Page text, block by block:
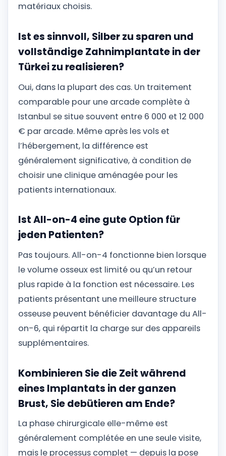
matériaux choisis.
Ist es sinnvoll, Silber zu sparen und
vollständige Zahnimplantate in der
Türkei zu realisieren?
Oui, dans la plupart des cas. Un traitement
comparable pour une arcade complète à
Istanbul se situe souvent entre 6 000 et 12 000
€ par arcade. Même après les vols et
l’hébergement, la différence est
généralement significative, à condition de
choisir une clinique aménagée pour les
patients internationaux.
Ist All-on-4 eine gute Option für
jeden Patienten?
Pas toujours. All-on-4 fonctionne bien lorsque
le volume osseux est limité ou qu’un retour
plus rapide à la fonction est nécessaire. Les
patients présentant une meilleure structure
osseuse peuvent bénéficier davantage du All-
on-6, qui répartit la charge sur des appareils
supplémentaires.
Kombinieren Sie die Zeit während
eines Implantats in der ganzen
Brust, Sie debütieren am Ende?
La phase chirurgicale elle-même est
généralement complétée en une seule visite,
mais le processus complet — depuis la pose